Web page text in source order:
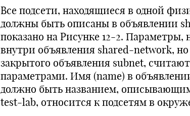
Все подсети, находящиеся в одной
должны быть описаны в объявлении
показано на Рисунке 12-2. Параметры,
внутри объявления shared-network,
закрытого объявления subnet,
параметрами. Имя (name) в
должно быть названием,
test-lab, относится к подсетям в